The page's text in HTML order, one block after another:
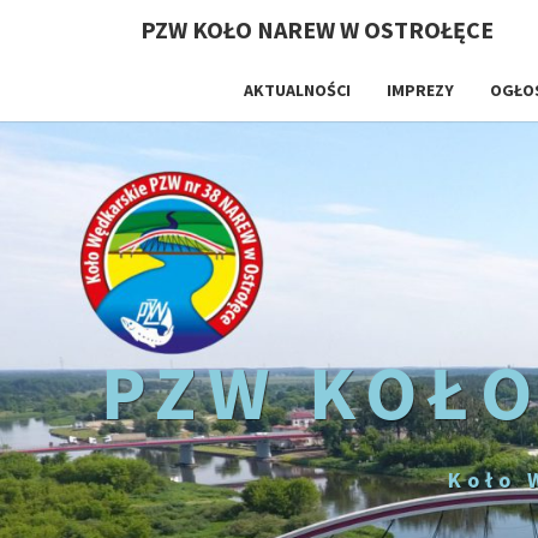
PZW KOŁO NAREW W OSTROŁĘCE
AKTUALNOŚCI IMPREZY
PZW
Koło